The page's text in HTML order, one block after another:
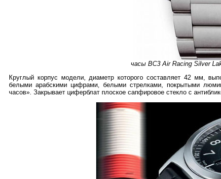
часы BC3 Air Racing Silver
Круглый корпус модели, диаметр которого составляет 42 мм,
белыми арабскими цифрами, белыми стрелками, покрытыми
часов». Закрывает циферблат плоское сапфировое стекло с